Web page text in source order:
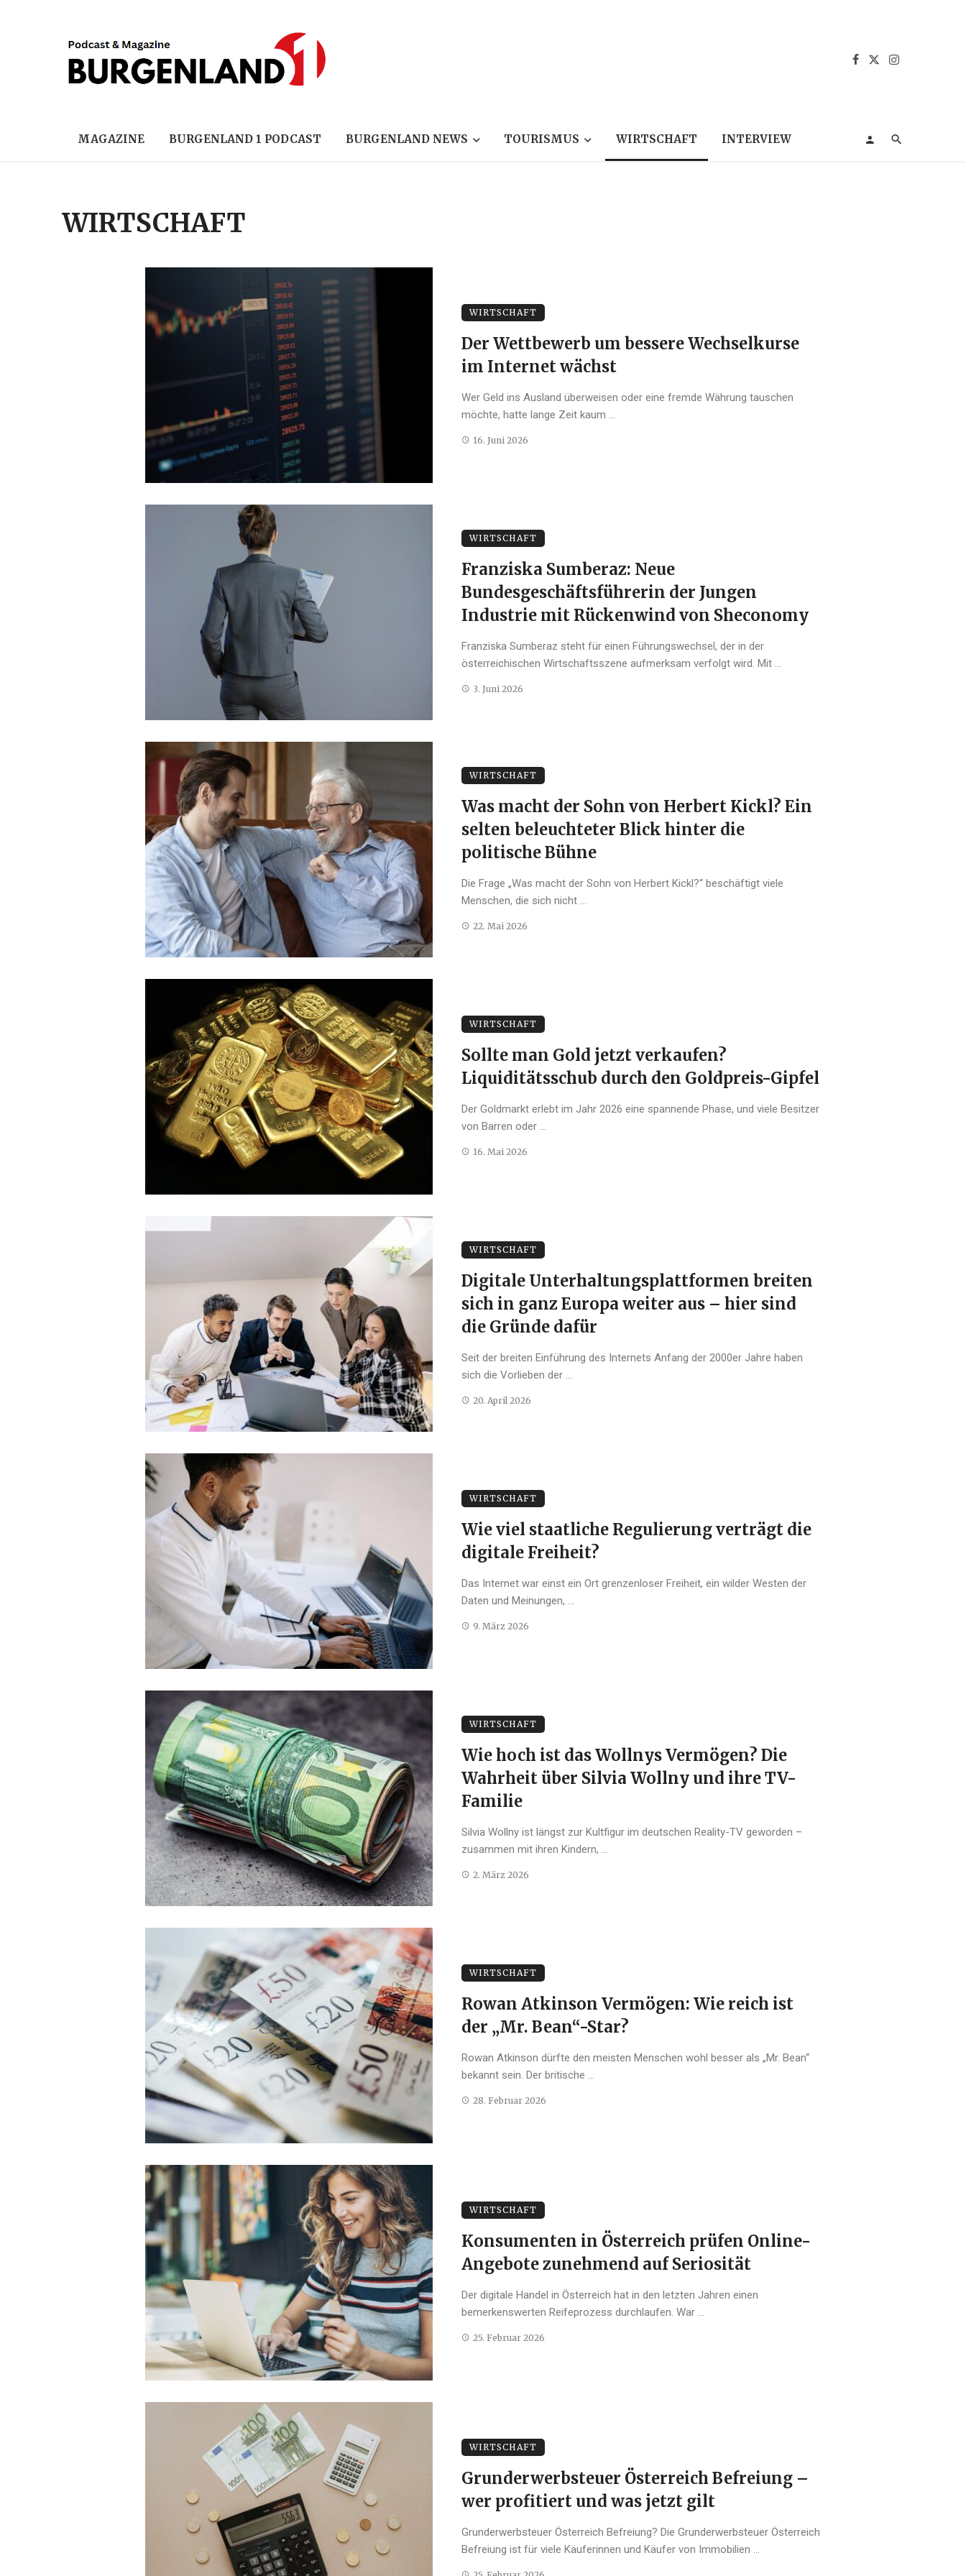
MAGAZINE BURGENLAND 1 PODCAST BURGENLAND NEWS TOURISMUS WIRTSCHAFT INTERVIEW
WIRTSCHAFT
WIRTSCHAFT
Der Wettbewerb um bessere Wechselkurse
im Internet wächst
Wer Geld ins Ausland überweisen oder eine fremde Währung tauschen
möchte, hatte lange Zeit kaum ...
16. Juni 2026
WIRTSCHAFT
Franziska Sumberaz: Neue
Bundesgeschäftsführerin der Jungen
Industrie mit Rückenwind von Sheconomy
Franziska Sumberaz steht für einen Führungswechsel, der in der
österreichischen Wirtschaftsszene aufmerksam verfolgt wird. Mit ...
3. Juni 2026
WIRTSCHAFT
Was macht der Sohn von Herbert Kickl? Ein
selten beleuchteter Blick hinter die
politische Bühne
Die Frage „Was macht der Sohn von Herbert Kickl?“ beschäftigt viele
Menschen, die sich nicht ...
22. Mai 2026
WIRTSCHAFT
Sollte man Gold jetzt verkaufen?
Liquiditätsschub durch den Goldpreis-Gipfel
Der Goldmarkt erlebt im Jahr 2026 eine spannende Phase, und viele Besitzer
von Barren oder ...
16. Mai 2026
WIRTSCHAFT
Digitale Unterhaltungsplattformen breiten
sich in ganz Europa weiter aus – hier sind
die Gründe dafür
Seit der breiten Einführung des Internets Anfang der 2000er Jahre haben
sich die Vorlieben der ...
20. April 2026
WIRTSCHAFT
Wie viel staatliche Regulierung verträgt die
digitale Freiheit?
Das Internet war einst ein Ort grenzenloser Freiheit, ein wilder Westen der
Daten und Meinungen, ...
9. März 2026
WIRTSCHAFT
Wie hoch ist das Wollnys Vermögen? Die
Wahrheit über Silvia Wollny und ihre TV-
Familie
Silvia Wollny ist längst zur Kultfigur im deutschen Reality-TV geworden –
zusammen mit ihren Kindern, ...
2. März 2026
WIRTSCHAFT
Rowan Atkinson Vermögen: Wie reich ist
der „Mr. Bean“-Star?
Rowan Atkinson dürfte den meisten Menschen wohl besser als „Mr. Bean“
bekannt sein. Der britische ...
28. Februar 2026
WIRTSCHAFT
Konsumenten in Österreich prüfen Online-
Angebote zunehmend auf Seriosität
Der digitale Handel in Österreich hat in den letzten Jahren einen
bemerkenswerten Reifeprozess durchlaufen. War ...
25. Februar 2026
WIRTSCHAFT
Grunderwerbsteuer Österreich Befreiung –
wer profitiert und was jetzt gilt
Grunderwerbsteuer Österreich Befreiung? Die Grunderwerbsteuer Österreich
Befreiung ist für viele Käuferinnen und Käufer von Immobilien ...